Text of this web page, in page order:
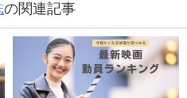
の関連記事